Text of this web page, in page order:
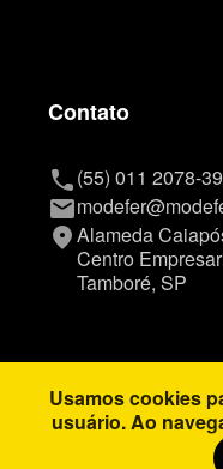
Contato
phone(55) 011 2078-
mail
placeAlameda
Centro
Tamboré, SP
Copyright © Modefer
Usamos cookies
usuário. Ao